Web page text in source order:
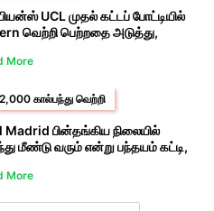
UCL முதல் கட்டப் போட்டியில்
வெற்றி பெற்றதை அடுத்து,
More
கால்பந்து வெற்றி
Madrid பின்தங்கிய நிலையில்
மீண்டு வரும் என்று பந்தயம் கட்டி,
More